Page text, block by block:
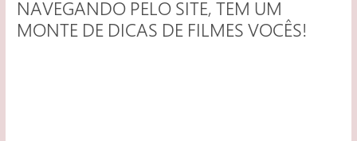
NAVEGANDO PELO SITE, TEM UM
MONTE DE DICAS DE FILMES VOCÊS!